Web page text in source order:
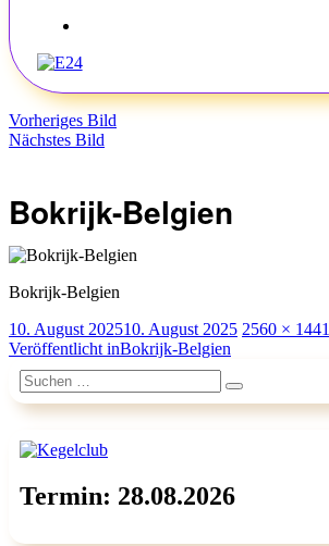
Vorheriges Bild
Nächstes Bild
Bokrijk-Belgien
Bokrijk-Belgien
Veröffentlicht
am
10. August 202510. August 2025 Originalgröße
2560 × 1441
Beitragsnavigation
Veröffentlicht inBokrijk-Belgien
Suchen
nach:
Suchen
Termin: 28.08.2026